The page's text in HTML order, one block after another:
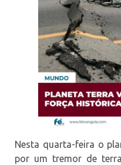
Nesta quarta-feira o
por um tremor de